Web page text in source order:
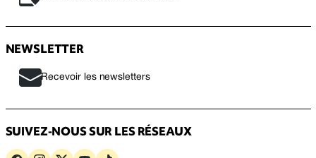
NEWSLETTER
Recevoir les newsletters
SUIVEZ-NOUS SUR LES RÉSEAUX